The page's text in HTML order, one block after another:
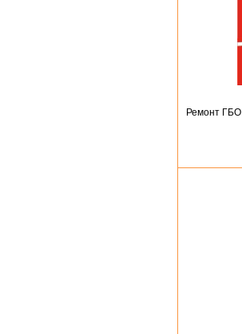
Ремонт ГБО